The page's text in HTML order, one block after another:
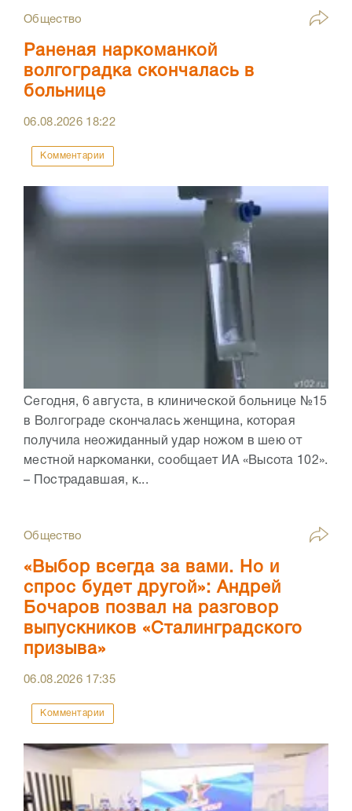
Общество
Раненая наркоманкой
волгоградка скончалась в
больнице
06.08.2026 18:22
Комментарии
Сегодня, 6 августа, в клинической больнице №15
в Волгограде скончалась женщина, которая
получила неожиданный удар ножом в шею от
местной наркоманки, сообщает ИА «Высота 102».
– Пострадавшая, к...
Общество
«Выбор всегда за вами. Но и
спрос будет другой»: Андрей
Бочаров позвал на разговор
выпускников «Сталинградского
призыва»
06.08.2026 17:35
Комментарии